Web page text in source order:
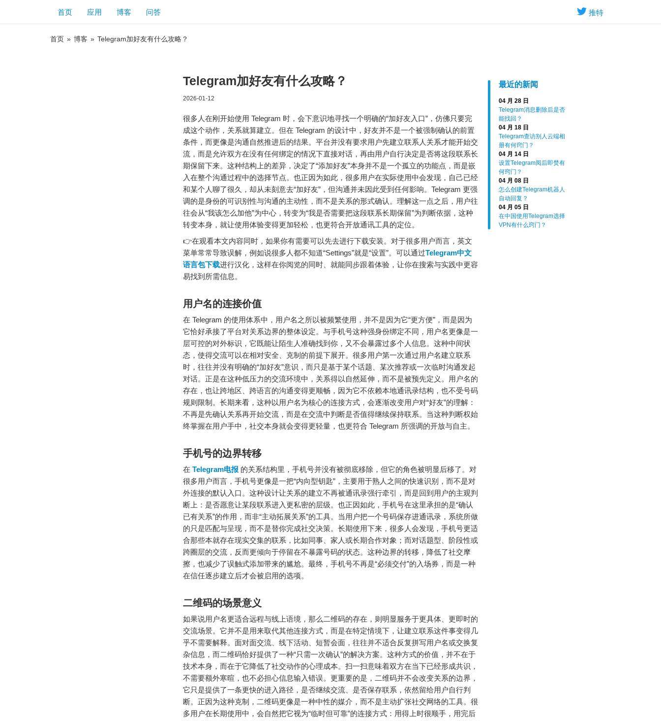
推特
首页 应用 博客 问答
首页 » 博客 » Telegram加好友有什么攻略？
最近的新闻
04 月 28 日
Telegram消息删除后是否
能找回？
04 月 18 日
Telegram查访别人云端相
册有何窍门？
04 月 14 日
设置Telegram阅后即焚有
何窍门？
04 月 08 日
怎么创建Telegram机器人
自动回复？
04 月 05 日
在中国使用Telegram选择
VPN有什么窍门？
Telegram加好友有什么攻略？
2026-01-12
很多人在刚开始使用 Telegram 时，会下意识地寻找一个明确的“加好友入口”，仿佛只要完
成这个动作，关系就算建立。但在 Telegram 的设计中，好友并不是一个被强制确认的前置
条件，而更像是沟通自然推进后的结果。平台并没有要求用户先建立联系人关系才能开始交
流，而是允许双方在没有任何绑定的情况下直接对话，再由用户自行决定是否将这段联系长
期保留下来。这种结构上的差异，决定了“添加好友”本身并不是一个孤立的功能点，而是嵌
入在整个沟通过程中的选择节点。也正因为如此，很多用户在实际使用中会发现，自己已经
和某个人聊了很久，却从未刻意去“加好友”，但沟通并未因此受到任何影响。Telegram 更强
调的是身份的可识别性与沟通的主动性，而不是关系的形式确认。理解这一点之后，用户往
往会从“我该怎么加他”为中心，转变为“我是否需要把这段联系长期保留”为判断依据，这种
转变本身，就让使用体验变得更加轻松，也更符合开放通讯工具的定位。
👉在观看本文内容同时，如果你有需要可以先去进行下载安装。对于很多用户而言，英文
菜单常常导致误解，例如说很多人都不知道“Settings”就是“设置”。可以通过Telegram中文
语言包下载进行汉化，这样在你阅览的同时、就能同步跟着体验，让你在搜索与实践中更容
易找到所需信息。
用户名的连接价值
在 Telegram 的使用体系中，用户名之所以被频繁使用，并不是因为它“更方便”，而是因为
它恰好承接了平台对关系边界的整体设定。与手机号这种强身份绑定不同，用户名更像是一
层可控的对外标识，它既能让陌生人准确找到你，又不会暴露过多个人信息。这种中间状
态，使得交流可以在相对安全、克制的前提下展开。很多用户第一次通过用户名建立联系
时，往往并没有明确的“加好友”意识，而只是基于某个话题、某次推荐或一次临时沟通发起
对话。正是在这种低压力的交流环境中，关系得以自然延伸，而不是被预先定义。用户名的
存在，也让跨地区、跨语言的沟通变得更顺畅，因为它不依赖本地通讯录结构，也不受号码
规则限制。长期来看，这种以用户名为核心的连接方式，会逐渐改变用户对“好友”的理解：
不再是先确认关系再开始交流，而是在交流中判断是否值得继续保持联系。当这种判断权始
终掌握在用户手中，社交本身就会变得更轻量，也更符合 Telegram 所强调的开放与自主。
手机号的边界转移
在 Telegram电报 的关系结构里，手机号并没有被彻底移除，但它的角色被明显后移了。对
很多用户而言，手机号更像是一把“内向型钥匙”，主要用于熟人之间的快速识别，而不是对
外连接的默认入口。这种设计让关系的建立不再被通讯录强行牵引，而是回到用户的主观判
断上：是否愿意让某段联系进入更私密的层级。也正因如此，手机号在这里承担的是“确认
已有关系”的作用，而非“主动拓展关系”的工具。当用户把一个号码保存进通讯录，系统所做
的只是匹配与呈现，而不是替你完成社交决策。长期使用下来，很多人会发现，手机号更适
合那些本就存在现实交集的联系，比如同事、家人或长期合作对象；而对话题型、阶段性或
跨圈层的交流，反而更倾向于停留在不暴露号码的状态。这种边界的转移，降低了社交摩
擦，也减少了误触式添加带来的尴尬。最终，手机号不再是“必须交付”的入场券，而是一种
在信任逐步建立后才会被启用的选项。
二维码的场景意义
如果说用户名更适合远程与线上语境，那么二维码的存在，则明显服务于更具体、更即时的
交流场景。它并不是用来取代其他连接方式，而是在特定情境下，让建立联系这件事变得几
乎不需要解释。面对面交流、线下活动、短暂会面，往往并不适合反复拼写用户名或交换复
杂信息，而二维码恰好提供了一种“只需一次确认”的解决方案。这种方式的价值，并不在于
技术本身，而在于它降低了社交动作的心理成本。扫一扫意味着双方在当下已经形成共识，
不需要额外寒暄，也不必担心信息输入错误。更重要的是，二维码并不会改变关系的边界，
它只是提供了一条更快的进入路径，是否继续交流、是否保存联系，依然留给用户自行判
断。正因为这种克制，二维码更像是一种中性的媒介，而不是主动扩张社交网络的工具。很
多用户在长期使用中，会自然把它视为“临时但可靠”的连接方式：用得上时很顺手，用完后